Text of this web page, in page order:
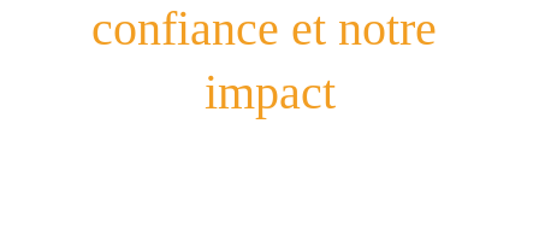
confiance et notre
impact